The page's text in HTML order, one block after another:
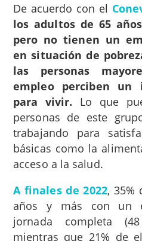
De acuerdo con el
los adultos de 65
pero no tienen un
en situación de
las personas
empleo perciben un
para vivir. Lo que
personas de este
trabajando para
básicas como la
acceso a la salud.
A finales de 2022, 35%
años y más con un
jornada completa
mientras que 21% de